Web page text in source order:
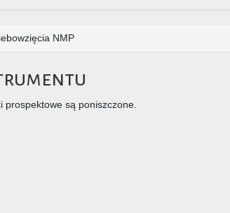
NMP
prospektowe są poniszczone.